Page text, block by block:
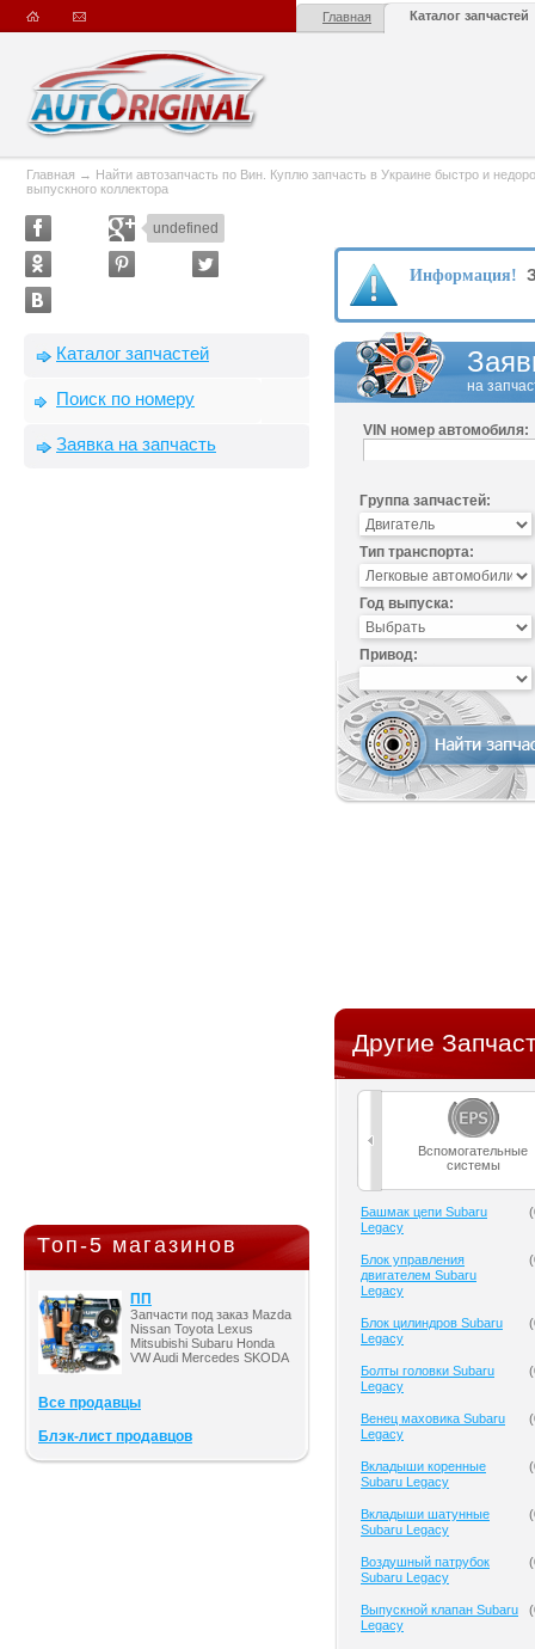
Главная Каталог запчастей
Главная → Найти автозапчасть по Вин. Куплю запчасть в Украине быстро и
выпускного коллектора
undefined
Каталог запчастей
Поиск по номеру
Заявка на запчасть
Топ-5 магазинов
ПП
Запчасти под заказ Mazda
Nissan Toyota Lexus
Mitsubishi Subaru Honda
VW Audi Mercedes SKODA
Все продавцы
Блэк-лист продавцов
Информация!
на
VIN номер автомобиля:
Группа запчастей:
Тип транспорта:
Год выпуска:
Привод:
Другие
Вспомогательные
системы
Башмак цепи Subaru
Legacy
(
Блок управления
двигателем Subaru
Legacy
(
Блок цилиндров Subaru
Legacy
(
Болты головки Subaru
Legacy
(
Венец маховика Subaru
Legacy
(
Вкладыши коренные
Subaru Legacy
(
Вкладыши шатунные
Subaru Legacy
(
Воздушный патрубок
Subaru Legacy
(
Выпускной клапан Subaru
Legacy
(